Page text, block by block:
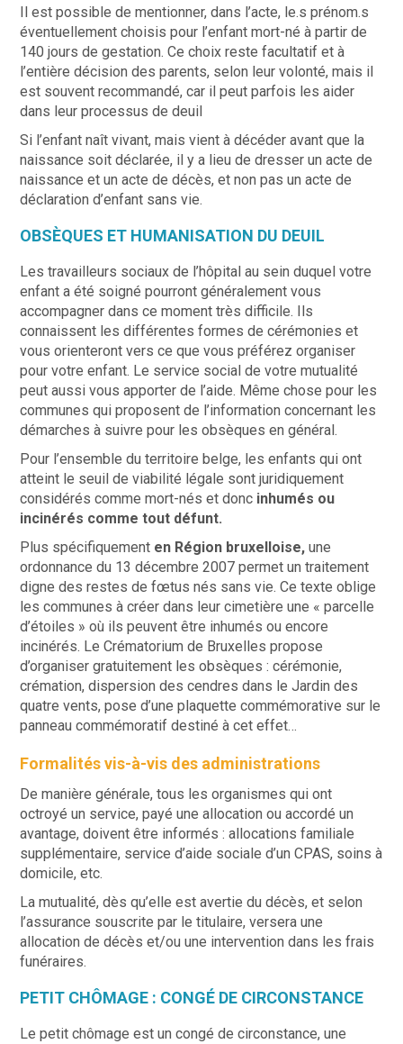
Il est possible de mentionner, dans l’acte, le.s prénom.s
éventuellement choisis pour l’enfant mort-né à partir de
140 jours de gestation. Ce choix reste facultatif et à
l’entière décision des parents, selon leur volonté, mais il
est souvent recommandé, car il peut parfois les aider
dans leur processus de deuil
Si l’enfant naît vivant, mais vient à décéder avant que la
naissance soit déclarée, il y a lieu de dresser un acte de
naissance et un acte de décès, et non pas un acte de
déclaration d’enfant sans vie.
OBSÈQUES ET HUMANISATION DU DEUIL
Les travailleurs sociaux de l’hôpital au sein duquel votre
enfant a été soigné pourront généralement vous
accompagner dans ce moment très difficile. Ils
connaissent les différentes formes de cérémonies et
vous orienteront vers ce que vous préférez organiser
pour votre enfant. Le service social de votre mutualité
peut aussi vous apporter de l’aide. Même chose pour les
communes qui proposent de l’information concernant les
démarches à suivre pour les obsèques en général.
Pour l’ensemble du territoire belge, les enfants qui ont
atteint le seuil de viabilité légale sont juridiquement
considérés comme mort-nés et donc inhumés ou
incinérés comme tout défunt.
Plus spécifiquement en Région bruxelloise, une
ordonnance du 13 décembre 2007 permet un traitement
digne des restes de fœtus nés sans vie. Ce texte oblige
les communes à créer dans leur cimetière une « parcelle
d’étoiles » où ils peuvent être inhumés ou encore
incinérés. Le Crématorium de Bruxelles propose
d’organiser gratuitement les obsèques : cérémonie,
crémation, dispersion des cendres dans le Jardin des
quatre vents, pose d’une plaquette commémorative sur le
panneau commémoratif destiné à cet effet…
Formalités vis-à-vis des administrations
De manière générale, tous les organismes qui ont
octroyé un service, payé une allocation ou accordé un
avantage, doivent être informés : allocations familiale
supplémentaire, service d’aide sociale d’un CPAS, soins à
domicile, etc.
La mutualité, dès qu’elle est avertie du décès, et selon
l’assurance souscrite par le titulaire, versera une
allocation de décès et/ou une intervention dans les frais
funéraires.
PETIT CHÔMAGE : CONGÉ DE CIRCONSTANCE
Le petit chômage est un congé de circonstance, une